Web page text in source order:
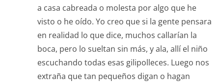
a casa cabreada o molesta por algo que he
visto o he oído. Yo creo que si la gente pensara
en realidad lo que dice, muchos callarían la
boca, pero lo sueltan sin más, y ala, allí el niño
escuchando todas esas gilipolleces. Luego nos
extraña que tan pequeños digan o hagan